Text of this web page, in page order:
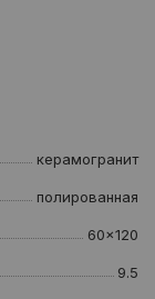
керамогранит
полированная
60x120
9.5